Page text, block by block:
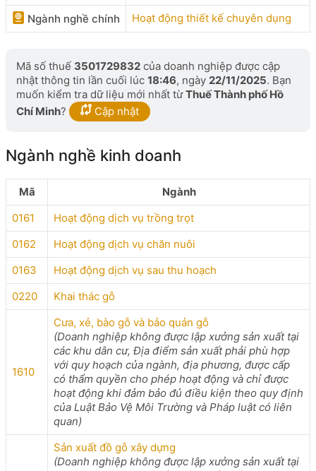
Ngành nghề chính Hoạt động thiết kế chuyên dụng
Mã số thuế 3501729832 của doanh nghiệp được cập
nhật thông tin lần cuối lúc 18:46, ngày 22/11/2025. Bạn
muốn kiểm tra dữ liệu mới nhất từThuế Thành phố Hồ
Chí Minh? Cập nhật
Ngành nghề kinh doanh
Mã
Ngành
0161
Hoạt động dịch vụ trồng trọt
0162
Hoạt động dịch vụ chăn nuôi
0163
Hoạt động dịch vụ sau thu hoạch
0220
Khai thác gỗ
1610
Cưa, xẻ, bào gỗ và bảo quản gỗ
(Doanh nghiệp không được lập xưởng sản xuất tại
các khu dân cư, Địa điểm sản xuất phải phù hợp
với quy hoạch của ngành, địa phương, được cấp
có thẩm quyền cho phép hoạt động và chỉ được
hoạt động khi đảm bảo đủ điều kiện theo quy định
của Luật Bảo Vệ Môi Trường và Pháp luật có liên
quan)
Sản xuất đồ gỗ xây dựng
(Doanh nghiệp không được lập xưởng sản xuất tại